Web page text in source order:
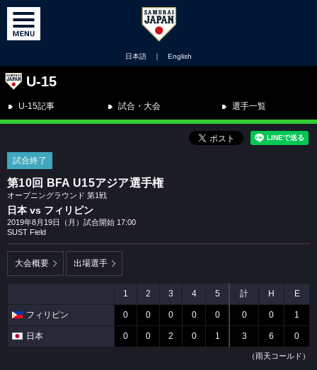
日本語 ｜ English
U-15
U-15記事 試合・大会 選手一覧
試合終了
第10回 BFA U15アジア選手権
オープニングラウンド 第1戦
日本 vs フィリピン
2019年8月19日（月）試合開始 17:00
SUST Field
大会概要 出場選手
1 2 3 4 5 計 H E
フィリピン 0 0 0 0 0 0 0 1
日本 0 0 2 0 1 3 6 0
（雨天コールド）